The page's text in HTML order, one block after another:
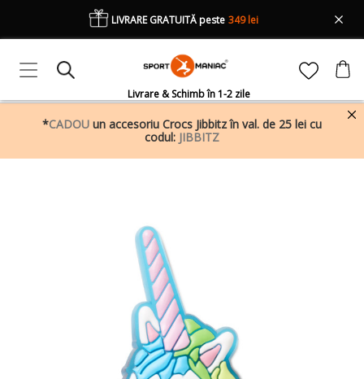
Livrare & Schimb în 1-2 zile
LIVRARE GRATUITĂ peste 349 lei
*CADOU un accesoriu Crocs Jibbitz în val. de 25 lei cu
codul: JIBBITZ